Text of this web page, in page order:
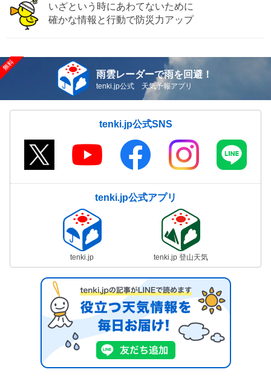
いざという時にあわてないために
確かな情報と行動で防災力アップ
雨雲レーダーで雨を回避！
tenki.jp公式 天気予報アプリ
tenki.jp公式SNS
tenki.jp公式アプリ
tenki.jp tenki.jp 登山天気